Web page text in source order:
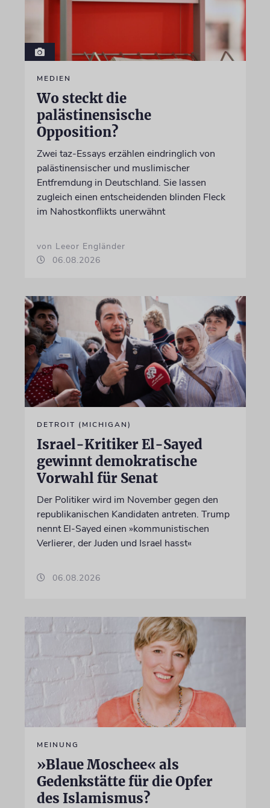
MEDIEN
Wo steckt die
palästinensische
Opposition?
Zwei taz-Essays erzählen eindringlich von
palästinensischer und muslimischer
Entfremdung in Deutschland. Sie lassen
zugleich einen entscheidenden blinden Fleck
im Nahostkonflikts unerwähnt
von Leeor Engländer
06.08.2026
DETROIT (MICHIGAN)
Israel-Kritiker El-Sayed
gewinnt demokratische
Vorwahl für Senat
Der Politiker wird im November gegen den
republikanischen Kandidaten antreten. Trump
nennt El-Sayed einen »kommunistischen
Verlierer, der Juden und Israel hasst«
06.08.2026
MEINUNG
»Blaue Moschee« als
Gedenkstätte für die Opfer
des Islamismus?